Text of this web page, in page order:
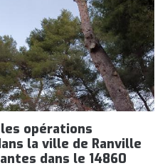
opérations
la ville de Ranville
dans le 14860